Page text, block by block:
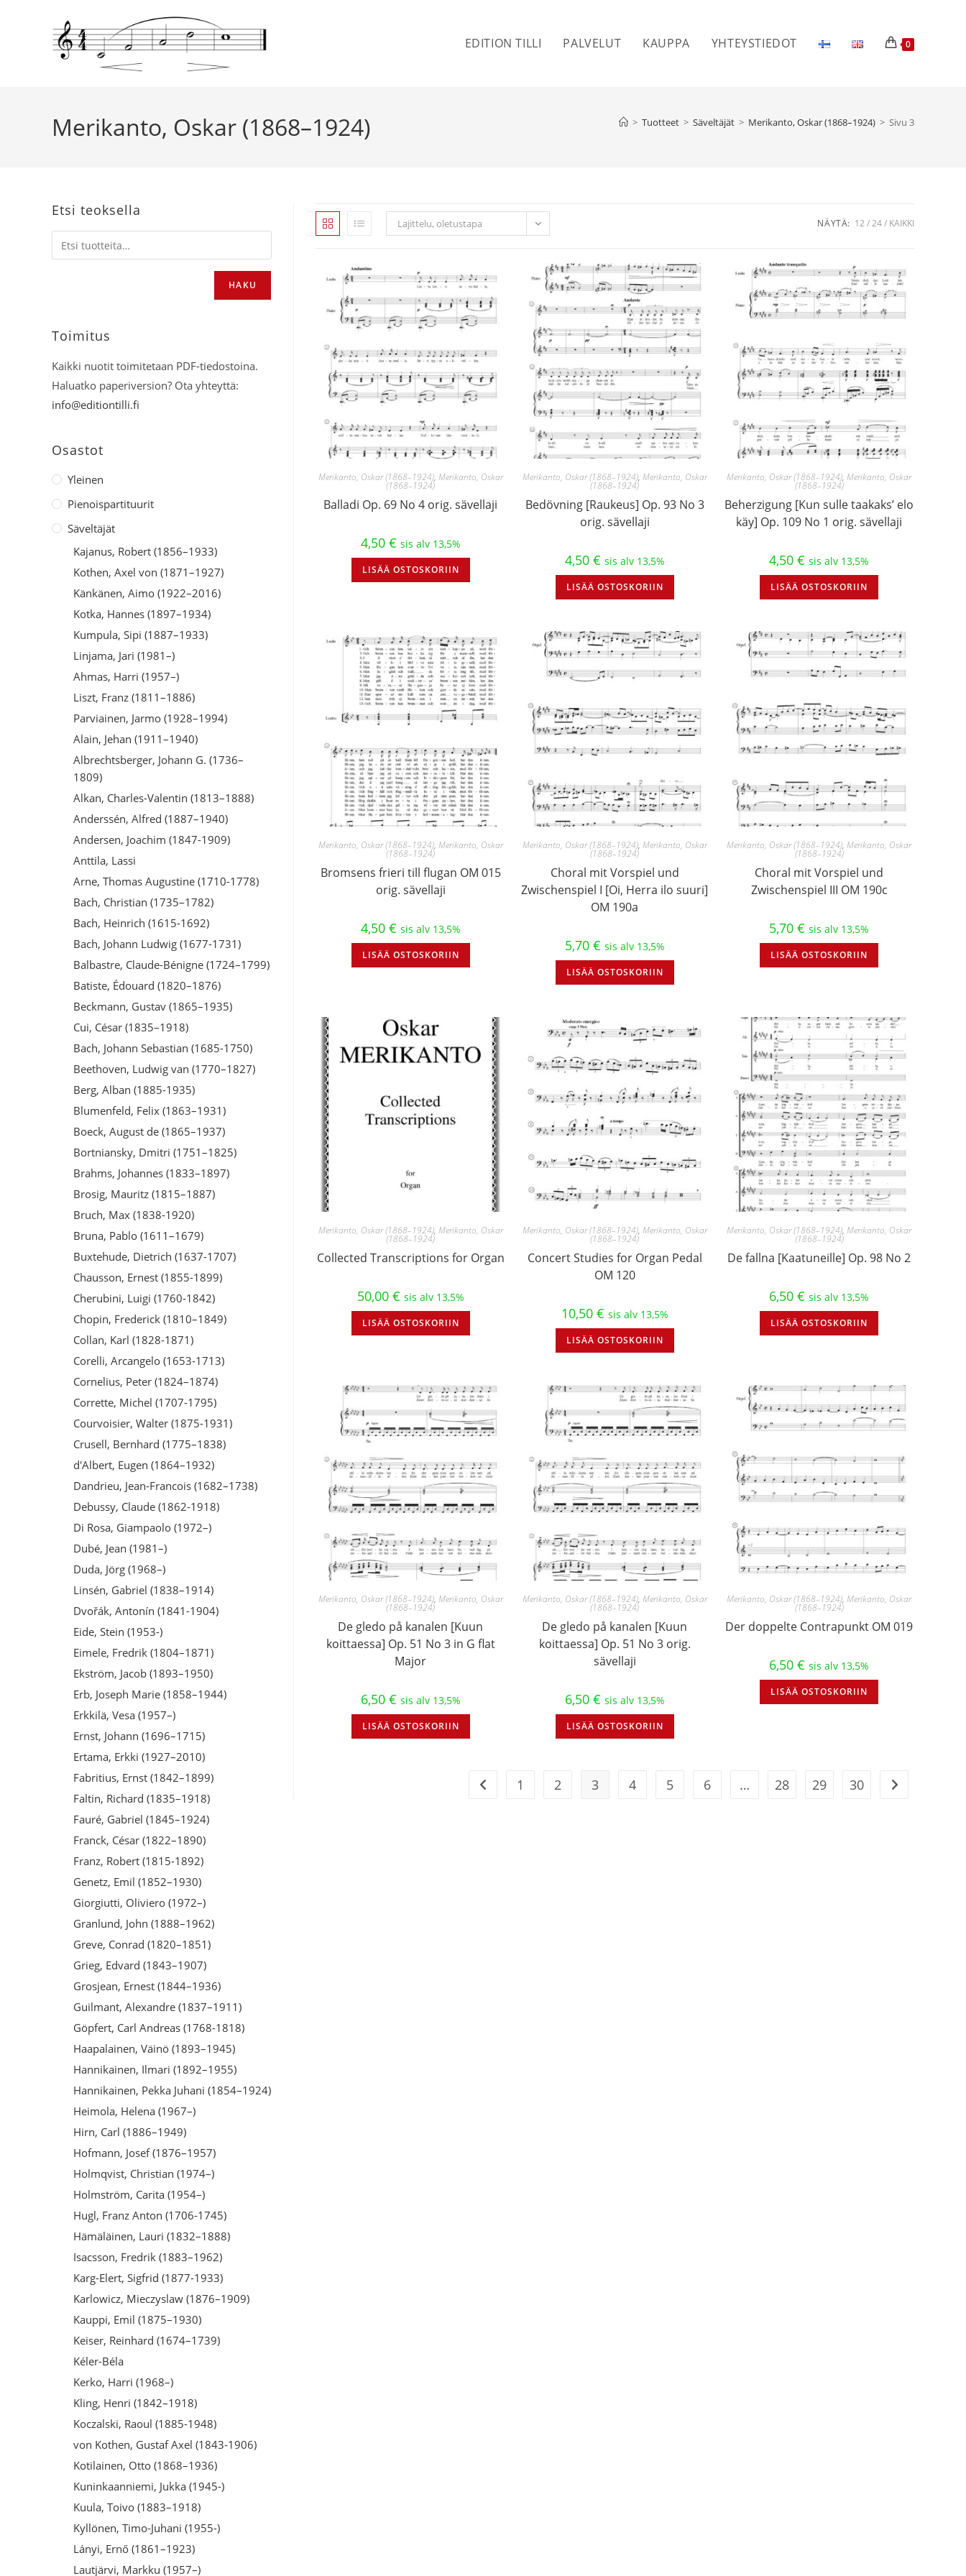
EDITION TILLI PALVELUT KAUPPA YHTEYSTIEDOT 0
Merikanto, Oskar (1868–1924) > Tuotteet > Säveltäjät > Merikanto, Oskar (1868–1924) > Sivu 3
Lajittelu, oletustapa NÄYTÄ: 12 24 KAIKKI
Merikanto, Oskar (1868–1924), Merikanto, Oskar
(1868–1924)
Balladi Op. 69 No 4 orig. sävellaji
4,50 € sis alv 13,5%
LISÄÄ OSTOSKORIIN
Merikanto, Oskar (1868–1924), Merikanto, Oskar
(1868–1924)
Bedövning [Raukeus] Op. 93 No 3
orig. sävellaji
4,50 € sis alv 13,5%
LISÄÄ OSTOSKORIIN
Merikanto, Oskar (1868–1924),Merikanto, Oskar
(1868–1924)
Beherzigung [Kun sulle taakaks’ elo
käy] Op. 109 No 1 orig. sävellaji
4,50€ sis alv 13,5%
LISÄÄ OSTOSKORIIN
Merikanto, Oskar (1868–1924), Merikanto, Oskar
(1868–1924)
Bromsens frieri till flugan OM 015
orig. sävellaji
4,50 € sis alv 13,5%
LISÄÄ OSTOSKORIIN
Merikanto, Oskar (1868–1924), Merikanto, Oskar
(1868–1924)
Choral mit Vorspiel und
Zwischenspiel I [Oi, Herra ilo suuri]
OM 190a
5,70 € sis alv 13,5%
LISÄÄ OSTOSKORIIN
Merikanto, Oskar (1868–1924),Merikanto, Oskar
(1868–1924)
Choral mit Vorspiel und
Zwischenspiel III OM 190c
5,70€ sis alv 13,5%
LISÄÄ OSTOSKORIIN
Merikanto, Oskar (1868–1924), Merikanto, Oskar
(1868–1924)
Collected Transcriptions for Organ
50,00 € sis alv 13,5%
LISÄÄ OSTOSKORIIN
Merikanto, Oskar (1868–1924), Merikanto, Oskar
(1868–1924)
Concert Studies for Organ Pedal
OM 120
10,50 € sis alv 13,5%
LISÄÄ OSTOSKORIIN
Merikanto, Oskar (1868–1924),Merikanto, Oskar
(1868–1924)
De fallna [Kaatuneille] Op. 98 No 2
6,50€ sis alv 13,5%
LISÄÄ OSTOSKORIIN
Merikanto, Oskar (1868–1924), Merikanto, Oskar
(1868–1924)
De gledo på kanalen [Kuun
koittaessa] Op. 51 No 3 in G flat
Major
6,50 € sis alv 13,5%
LISÄÄ OSTOSKORIIN
Merikanto, Oskar (1868–1924), Merikanto, Oskar
(1868–1924)
De gledo på kanalen [Kuun
koittaessa] Op. 51 No 3 orig.
sävellaji
6,50 € sis alv 13,5%
LISÄÄ OSTOSKORIIN
Merikanto, Oskar (1868–1924),Merikanto, Oskar
(1868–1924)
Der doppelte Contrapunkt OM 019
6,50€ sis alv 13,5%
LISÄÄ OSTOSKORIIN
1 2 3 4 5 6 … 28 29 30
Etsi teoksella
HAKU
Toimitus
Kaikki nuotit toimitetaan PDF-tiedostoina.
Haluatko paperiversion? Ota yhteyttä:
info@editiontilli.fi
Osastot
Yleinen
Pienoispartituurit
Säveltäjät
Kajanus, Robert (1856–1933)
Kothen, Axel von (1871–1927)
Känkänen, Aimo (1922–2016)
Kotka, Hannes (1897–1934)
Kumpula, Sipi (1887–1933)
Linjama, Jari (1981–)
Ahmas, Harri (1957–)
Liszt, Franz (1811–1886)
Parviainen, Jarmo (1928–1994)
Alain, Jehan (1911–1940)
Albrechtsberger, Johann G. (1736–
1809)
Alkan, Charles-Valentin (1813–1888)
Anderssén, Alfred (1887–1940)
Andersen, Joachim (1847-1909)
Anttila, Lassi
Arne, Thomas Augustine (1710-1778)
Bach, Christian (1735–1782)
Bach, Heinrich (1615-1692)
Bach, Johann Ludwig (1677-1731)
Balbastre, Claude-Bénigne (1724–1799)
Batiste, Édouard (1820–1876)
Beckmann, Gustav (1865–1935)
Cui, César (1835–1918)
Bach, Johann Sebastian (1685-1750)
Beethoven, Ludwig van (1770–1827)
Berg, Alban (1885-1935)
Blumenfeld, Felix (1863–1931)
Boeck, August de (1865–1937)
Bortniansky, Dmitri (1751–1825)
Brahms, Johannes (1833–1897)
Brosig, Mauritz (1815–1887)
Bruch, Max (1838-1920)
Bruna, Pablo (1611–1679)
Buxtehude, Dietrich (1637-1707)
Chausson, Ernest (1855-1899)
Cherubini, Luigi (1760-1842)
Chopin, Frederick (1810–1849)
Collan, Karl (1828-1871)
Corelli, Arcangelo (1653-1713)
Cornelius, Peter (1824–1874)
Corrette, Michel (1707-1795)
Courvoisier, Walter (1875-1931)
Crusell, Bernhard (1775–1838)
d'Albert, Eugen (1864–1932)
Dandrieu, Jean-Francois (1682–1738)
Debussy, Claude (1862-1918)
Di Rosa, Giampaolo (1972–)
Dubé, Jean (1981–)
Duda, Jörg (1968–)
Linsén, Gabriel (1838–1914)
Dvořák, Antonín (1841-1904)
Eide, Stein (1953-)
Eimele, Fredrik (1804–1871)
Ekström, Jacob (1893–1950)
Erb, Joseph Marie (1858–1944)
Erkkilä, Vesa (1957–)
Ernst, Johann (1696–1715)
Ertama, Erkki (1927–2010)
Fabritius, Ernst (1842–1899)
Faltin, Richard (1835–1918)
Fauré, Gabriel (1845–1924)
Franck, César (1822–1890)
Franz, Robert (1815-1892)
Genetz, Emil (1852–1930)
Giorgiutti, Oliviero (1972–)
Granlund, John (1888–1962)
Greve, Conrad (1820–1851)
Grieg, Edvard (1843–1907)
Grosjean, Ernest (1844–1936)
Guilmant, Alexandre (1837–1911)
Göpfert, Carl Andreas (1768-1818)
Haapalainen, Väinö (1893–1945)
Hannikainen, Ilmari (1892–1955)
Hannikainen, Pekka Juhani (1854–1924)
Heimola, Helena (1967–)
Hirn, Carl (1886–1949)
Hofmann, Josef (1876–1957)
Holmqvist, Christian (1974–)
Holmström, Carita (1954–)
Hugl, Franz Anton (1706-1745)
Hämäläinen, Lauri (1832–1888)
Isacsson, Fredrik (1883–1962)
Karg-Elert, Sigfrid (1877-1933)
Karlowicz, Mieczyslaw (1876–1909)
Kauppi, Emil (1875–1930)
Keiser, Reinhard (1674–1739)
Kéler-Béla
Kerko, Harri (1968–)
Kling, Henri (1842–1918)
Koczalski, Raoul (1885-1948)
von Kothen, Gustaf Axel (1843-1906)
Kotilainen, Otto (1868–1936)
Kuninkaanniemi, Jukka (1945-)
Kuula, Toivo (1883–1918)
Kyllönen, Timo-Juhani (1955-)
Lányi, Ernő (1861–1923)
Lautjärvi, Markku (1957–)